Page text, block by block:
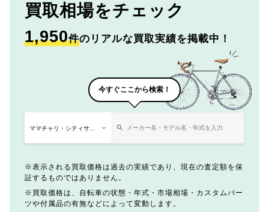
買取相場をチェック
1,950件のリアルな買取実績を掲載中！
今すぐここから検索！
表示される買取価格は過去の実績であり、現在の査定額を保
証するものではありません。
買取価格は、自転車の状態・年式・市場相場・カスタムパー
ツや付属品の有無などによって変動します。